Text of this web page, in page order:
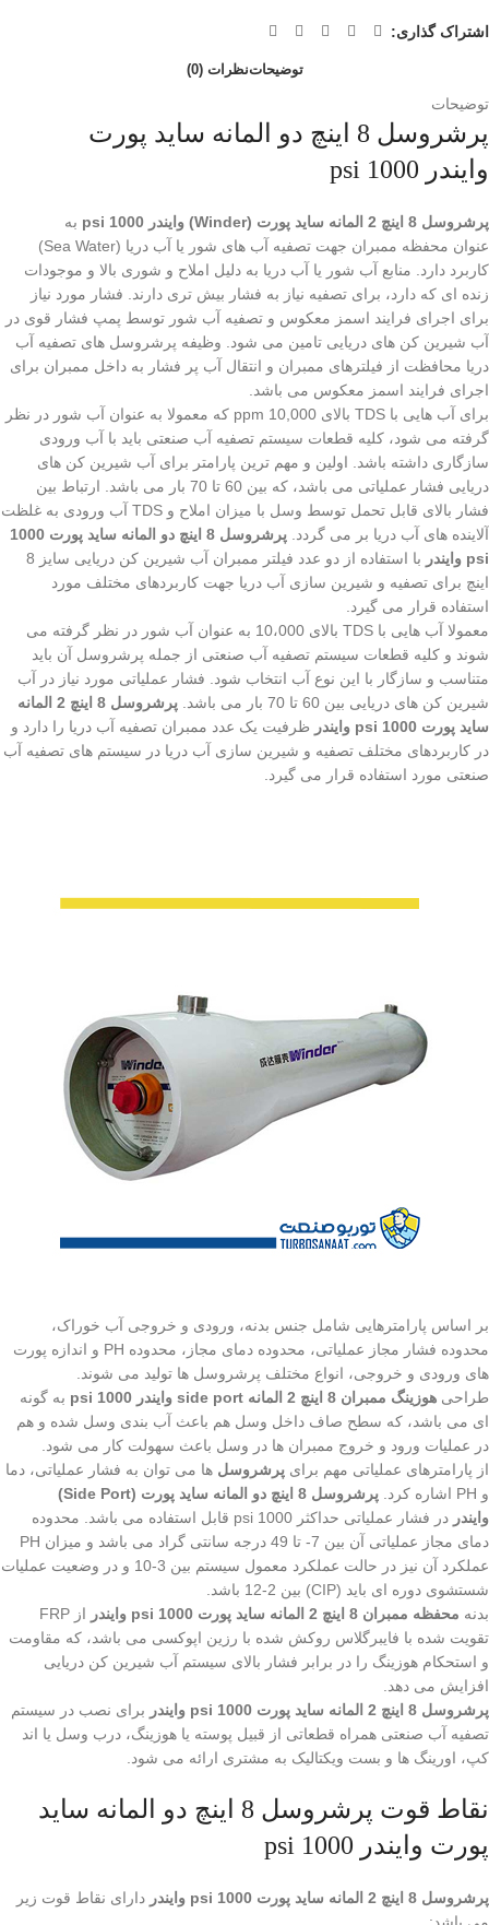
اشتراک گذاری:
توضیحاتنظرات (0)
توضیحات
پرشروسل 8 اینچ دو المانه ساید پورت
وایندر 1000 psi
پرشروسل 8 اینچ 2 المانه ساید پورت (Winder) وایندر 1000 psi
به
عنوان محفظه ممبران جهت تصفیه آب های شور یا آب دریا (Sea Water)
کاربرد دارد. منابع آب شور یا آب دریا به دلیل املاح و شوری بالا و موجودات
زنده ای که دارد، برای تصفیه نیاز به فشار بیش تری دارند. فشار مورد نیاز
برای اجرای فرایند اسمز معکوس و تصفیه آب شور توسط پمپ فشار قوی در
آب شیرین کن های دریایی تامین می شود. وظیفه پرشروسل های تصفیه آب
دریا محافظت از فیلترهای ممبران و انتقال آب پر فشار به داخل ممبران برای
اجرای فرایند اسمز معکوس می باشد.
برای آب هایی با TDS بالای 10,000 ppm که معمولا به عنوان آب شور در نظر
گرفته می شود، کلیه قطعات سیستم تصفیه آب صنعتی باید با آب ورودی
سازگاری داشته باشد. اولین و مهم ترین پارامتر برای آب شیرین کن های
دریایی فشار عملیاتی می باشد، که بین 60 تا 70 بار می باشد. ارتباط بین
فشار بالای قابل تحمل توسط وسل با میزان املاح و TDS آب ورودی به غلظت
آلاینده های آب دریا بر می گردد.
پرشروسل 8 اینچ دو المانه ساید پورت 1000
psi وایندر
با استفاده از دو عدد فیلتر ممبران آب شیرین کن دریایی سایز 8
اینچ برای تصفیه و شیرین سازی آب دریا جهت کاربردهای مختلف مورد
استفاده قرار می گیرد.
معمولا آب هایی با TDS بالای 10،000 به عنوان آب شور در نظر گرفته می
شوند و کلیه قطعات سیستم تصفیه آب صنعتی از جمله پرشروسل آن باید
متناسب و سازگار با این نوع آب انتخاب شود. فشار عملیاتی مورد نیاز در آب
شیرین کن های دریایی بین 60 تا 70 بار می باشد.
پرشروسل 8 اینچ 2 المانه
ساید پورت 1000 psi وایندر
ظرفیت یک عدد ممبران تصفیه آب دریا را دارد و
در کاربردهای مختلف تصفیه و شیرین سازی آب دریا در سیستم های تصفیه آب
صنعتی مورد استفاده قرار می گیرد.
بر اساس پارامترهایی شامل جنس بدنه، ورودی و خروجی آب خوراک،
محدوده فشار مجاز عملیاتی، محدوده دمای مجاز، محدوده PH و اندازه پورت
های ورودی و خروجی، انواع مختلف پرشروسل ها تولید می شوند.
طراحی هوزینگ ممبران 8 اینچ 2 المانه side port وایندر 1000 psi
به گونه
ای می باشد، که سطح صاف داخل وسل هم باعث آب بندی وسل شده و هم
در عملیات ورود و خروج ممبران ها در وسل باعث سهولت کار می شود.
از پارامترهای عملیاتی مهم برای پرشروسل ها می توان به فشار عملیاتی، دما
و PH اشاره کرد.
پرشروسل 8 اینچ دو المانه ساید پورت (Side Port)
وایندر
در فشار عملیاتی حداکثر 1000 psi قابل استفاده می باشد. محدوده
دمای مجاز عملیاتی آن بین 7- تا 49 درجه سانتی گراد می باشد و میزان PH
عملکرد آن نیز در حالت عملکرد معمول سیستم بین 3-10 و در وضعیت عملیات
شستشوی دوره ای باید (CIP) بین 2-12 باشد.
بدنه محفظه ممبران 8 اینچ 2 المانه ساید پورت 1000 psi وایندر
از FRP
تقویت شده با فایبرگلاس روکش شده با رزین اپوکسی می باشد، که مقاومت
و استحکام هوزینگ را در برابر فشار بالای سیستم آب شیرین کن دریایی
افزایش می دهد.
پرشروسل 8 اینچ 2 المانه ساید پورت 1000 psi وایندر
برای نصب در سیستم
تصفیه آب صنعتی همراه قطعاتی از قبیل پوسته یا هوزینگ، درب وسل یا اند
کپ، اورینگ ها و بست ویکتالیک به مشتری ارائه می شود.
نقاط قوت پرشروسل 8 اینچ دو المانه ساید
پورت وایندر 1000 psi
پرشروسل 8 اینچ 2 المانه ساید پورت 1000 psi وایندر
دارای نقاط قوت زیر